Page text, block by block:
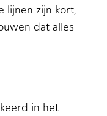
lijnen zijn kort,
dat alles
in het